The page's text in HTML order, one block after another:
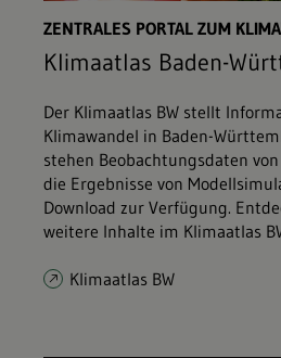
ZENTRALES PORTAL ZUM
Klimaatlas Baden-
Der Klimaatlas BW stellt
Klimawandel in Baden-
stehen Beobachtungsdaten
die Ergebnisse von
Download zur Verfügung.
weitere Inhalte im Klimaatlas
Klimaatlas BW